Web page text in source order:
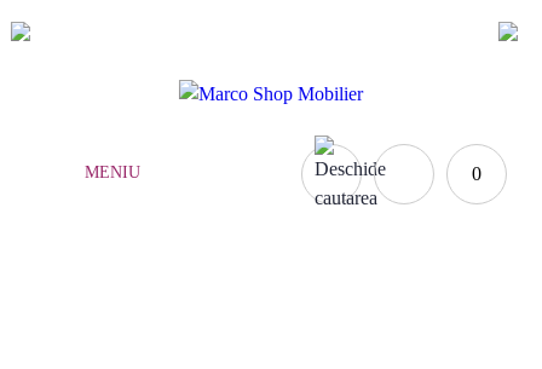
MENIU 0